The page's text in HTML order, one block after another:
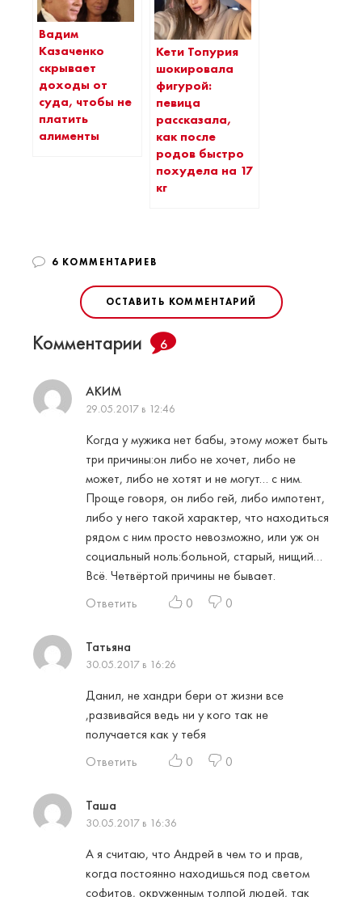
Вадим
Казаченко
скрывает
доходы от
суда, чтобы не
платить
алименты
Кети Топурия
шокировала
фигурой:
певица
рассказала,
как после
родов быстро
похудела на 17
кг
6 КОММЕНТАРИЕВ
ОСТАВИТЬ КОММЕНТАРИЙ
Комментарии 6
АКИМ
29.05.2017 в 12:46
Когда у мужика нет бабы, этому может быть
три причины:он либо не хочет, либо не
может, либо не хотят и не могут… с ним.
Проще говоря, он либо гей, либо импотент,
либо у него такой характер, что находиться
рядом с ним просто невозможно, или уж он
социальный ноль:больной, старый, нищий…
Всё. Четвёртой причины не бывает.
Ответить
0 0
Татьяна
30.05.2017 в 16:26
Данил, не хандри бери от жизни все
,развивайся ведь ни у кого так не
получается как у тебя
Ответить
0 0
Таша
30.05.2017 в 16:36
А я считаю, что Андрей в чем то и прав,
когда постоянно находишься под светом
софитов, окруженным толпой людей, так